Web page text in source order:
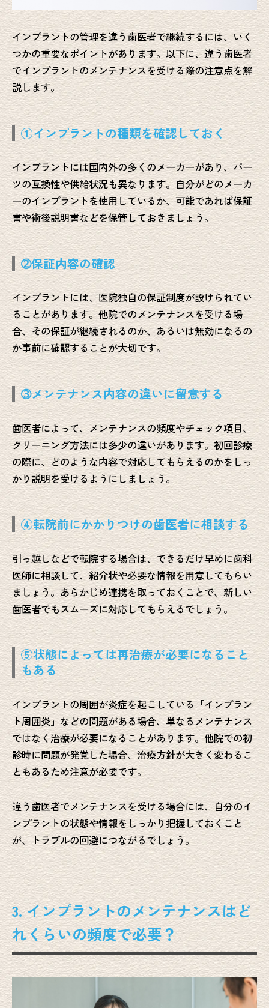
インプラントの管理を違う歯医者で継続するには、いく
つかの重要なポイントがあります。以下に、違う歯医者
でインプラントのメンテナンスを受ける際の注意点を解
説します。
①インプラントの種類を確認しておく
インプラントには国内外の多くのメーカーがあり、パー
ツの互換性や供給状況も異なります。自分がどのメーカ
ーのインプラントを使用しているか、可能であれば保証
書や術後説明書などを保管しておきましょう。
➁保証内容の確認
インプラントには、医院独自の保証制度が設けられてい
ることがあります。他院でのメンテナンスを受ける場
合、その保証が継続されるのか、あるいは無効になるの
か事前に確認することが大切です。
➂メンテナンス内容の違いに留意する
歯医者によって、メンテナンスの頻度やチェック項目、
クリーニング方法には多少の違いがあります。初回診療
の際に、どのような内容で対応してもらえるのかをしっ
かり説明を受けるようにしましょう。
④転院前にかかりつけの歯医者に相談する
引っ越しなどで転院する場合は、できるだけ早めに歯科
医師に相談して、紹介状や必要な情報を用意してもらい
ましょう。あらかじめ連携を取っておくことで、新しい
歯医者でもスムーズに対応してもらえるでしょう。
⑤状態によっては再治療が必要になること
もある
インプラントの周囲が炎症を起こしている「インプラン
ト周囲炎」などの問題がある場合、単なるメンテナンス
ではなく治療が必要になることがあります。他院での初
診時に問題が発覚した場合、治療方針が大きく変わるこ
ともあるため注意が必要です。
違う歯医者でメンテナンスを受ける場合には、自分のイ
ンプラントの状態や情報をしっかり把握しておくこと
が、トラブルの回避につながるでしょう。
3. インプラントのメンテナンスはど
れくらいの頻度で必要？